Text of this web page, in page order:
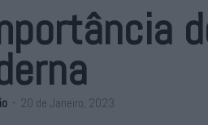
- 20 de Janeiro, 2023